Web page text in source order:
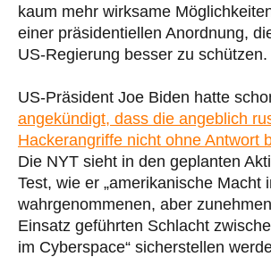
kaum mehr wirksame
einer präsidentiellen Anordnung,
US-Regierung besser zu schützen.
US-Präsident Joe Biden hatte
angekündigt, dass die angeblich
Hackerangriffe nicht ohne Antwort
Die NYT sieht in den geplanten
Test, wie er „amerikanische Macht
wahrgenommenen, aber
Einsatz geführten Schlacht
im Cyberspace“ sicherstellen